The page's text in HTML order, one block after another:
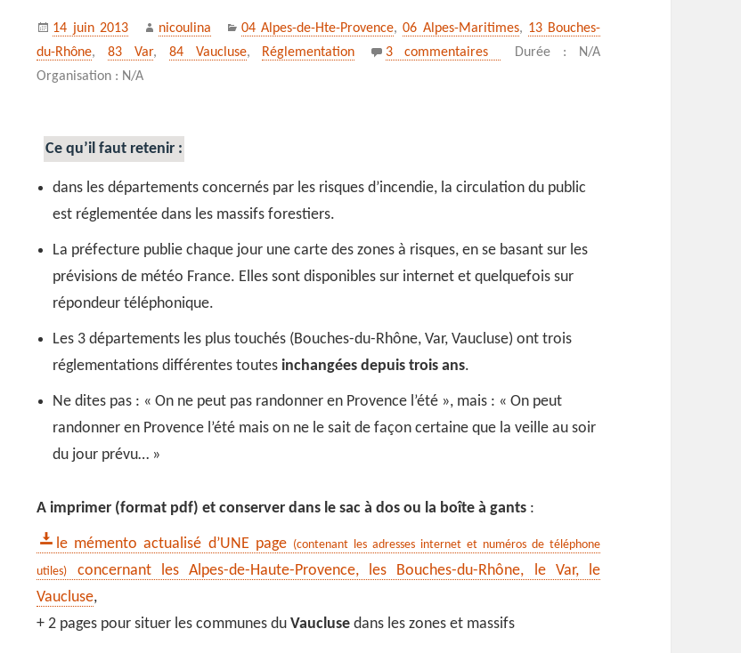
Publié
le
14 juin 2013 Auteur
nicoulina Catégories
04 Alpes-de-Hte-Provence,06 Alpes-Maritimes, 13 Bouches-
du-Rhône,83 Var, 84 Vaucluse, Réglementation 3 commentaires sur Randonnée et interdiction de
Durée : N/A
Organisation : N/A
Ce qu’il faut retenir :
dans les départements concernés par les risques d’incendie, la circulation du public
est réglementée dans les massifs forestiers.
La préfecture publie chaque jour une carte des zones à risques, en se basant sur les
prévisions de météo France. Elles sont disponibles sur internet et quelquefois sur
répondeur téléphonique.
Les 3 départements les plus touchés (Bouches-du-Rhône, Var, Vaucluse) ont trois
réglementations différentes toutesinchangées depuis trois ans.
Ne dites pas : « On ne peut pas randonner en Provence l’été », mais : « On peut
randonner en Provence l’été mais on ne le sait de façon certaine que la veille au soir
du jour prévu… »
A imprimer (format pdf) et conserver dans le sac à dos ou la boîte à gants :
le mémento actualisé d’UNE page (contenant les adresses internet et numéros de téléphone
utiles)
concernant les Alpes-de-Haute-Provence, les Bouches-du-Rhône, le Var, le
Vaucluse,
+ 2 pages pour situer les communes duVaucluse dans les zones et massifs